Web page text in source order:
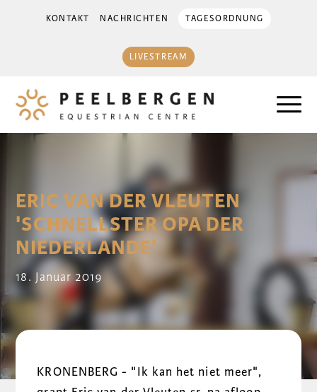
KONTAKT NACHRICHTEN TAGESORDNUNG
LIVESTREAM
ERIC VAN DER VLEUTEN
'SCHNELLSTER OPA DER
NIEDERLANDE'
18. Januar 2019
KRONENBERG - "Ik kan het niet meer",